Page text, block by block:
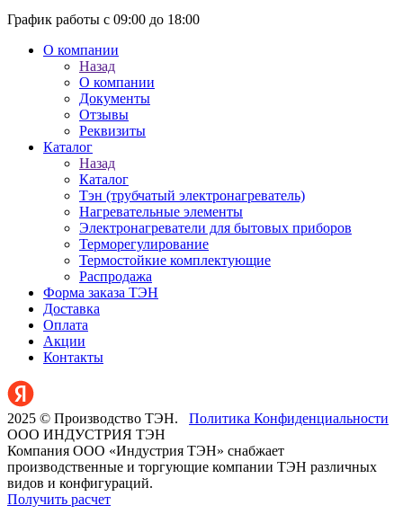
График работы с 09:00 до 18:00
О компании
Назад
О компании
Документы
Отзывы
Реквизиты
Каталог
Назад
Каталог
Тэн (трубчатый электронагреватель)
Нагревательные элементы
Электронагреватели для бытовых приборов
Терморегулирование
Термостойкие комплектующие
Распродажа
Форма заказа ТЭН
Доставка
Оплата
Акции
Контакты
2025 © Производство ТЭН. Политика Конфиденциальности
OOO ИНДУСТРИЯ ТЭН
Компания ООО «Индустрия ТЭН» снабжает
производственные и торгующие компании ТЭН различных
видов и конфигураций.
Получить расчет